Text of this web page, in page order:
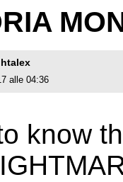
alle 04:36
know